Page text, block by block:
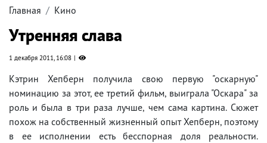
Главная Кино
Утренняя слава
1 декабря 2011, 16:08
Кэтрин Хепберн получила свою первую "оскарную"
номинацию за этот, ее третий фильм, выиграла "Оскара" за
роль и была в три раза лучше, чем сама картина. Сюжет
похож на собственный жизненный опыт Хепберн, поэтому
в ее исполнении есть бесспорная доля реальности.